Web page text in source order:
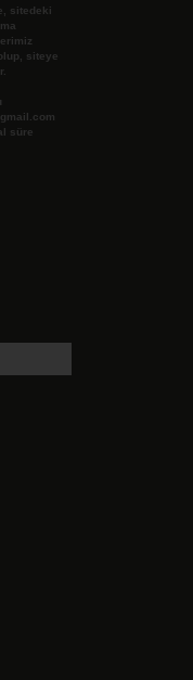
sitedeki
siteye
süre